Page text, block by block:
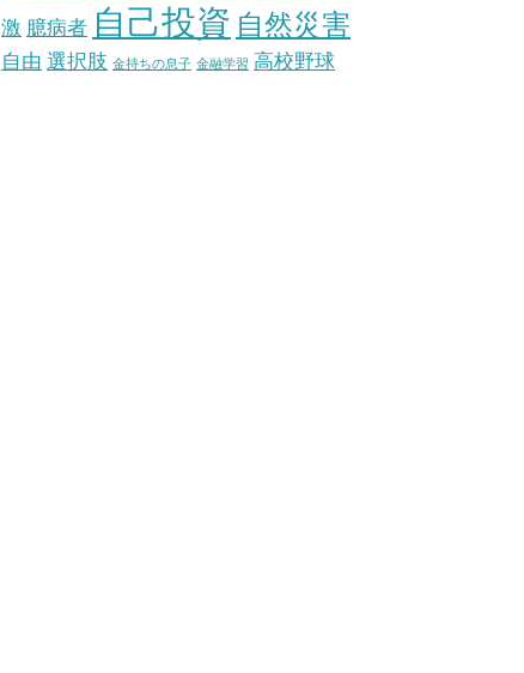
激 臆病者 自己投資 自然災害
自由 選択肢 金持ちの息子 金融学習 高校野球